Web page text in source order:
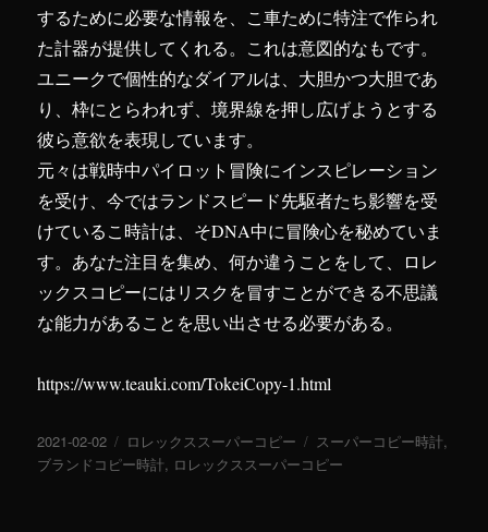
するために必要な情報を、こ車ために特注で作られ
た計器が提供してくれる。これは意図的なもです。
ユニークで個性的なダイアルは、大胆かつ大胆であ
り、枠にとらわれず、境界線を押し広げようとする
彼ら意欲を表現しています。
元々は戦時中パイロット冒険にインスピレーション
を受け、今ではランドスピード先駆者たち影響を受
けているこ時計は、そDNA中に冒険心を秘めていま
す。あなた注目を集め、何か違うことをして、ロレ
ックスコピーにはリスクを冒すことができる不思議
な能力があることを思い出させる必要がある。
https://www.teauki.com/TokeiCopy-1.html
投
稿
2021-02-02
カ
テ
ロレックススーパーコピー
タ
グ
スーパーコピー時計,
ブランドコピー時計, ロレックススーパーコピー